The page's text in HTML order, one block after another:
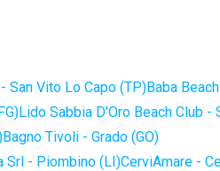
San Vito Lo Capo (TP)Baba
Lido Sabbia D'Oro Beach Club -
Bagno Tivoli - Grado (GO)
Srl - Piombino (LI)CerviAmare -